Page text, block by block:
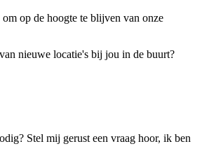
op de hoogte te blijven van onze
nieuwe locatie's bij jou in de buurt?
Stel mij gerust een vraag hoor, ik ben